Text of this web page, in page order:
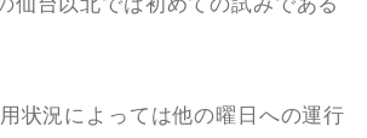
状況によっては他の曜日への運行